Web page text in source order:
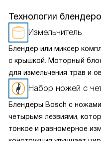
Технологии
Измельчитель
Блендер или миксер
с крышкой. Моторный
для измельчения трав и
Набор ножей с
Блендеры Bosch с
четырьмя лезвиями,
тонкое и равномерное